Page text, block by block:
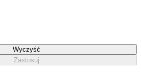
Wyczyść
Zastosuj